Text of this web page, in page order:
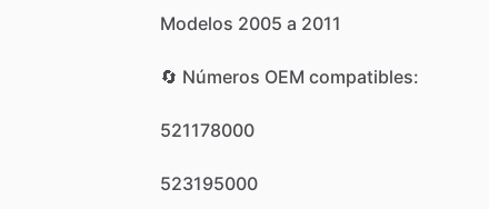
Modelos 2005 a 2011
🔄 Números OEM compatibles:
521178000
523195000